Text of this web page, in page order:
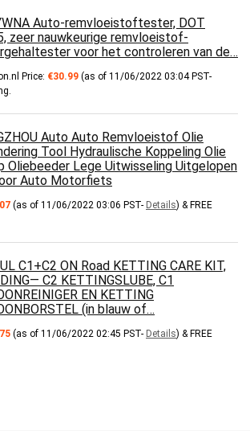
Auto-remvloeistoftester, DOT
zeer nauwkeurige remvloeistof-
voor het controleren van de…
Price: €30.99 (as of 11/06/2022 03:04 PST-
.
Auto Auto Remvloeistof Olie
Tool Hydraulische Koppeling Olie
Oliebeeder Lege Uitwisseling Uitgelopen
Auto Motorfiets
(as of 11/06/2022 03:06 PST- Details) & FREE
C1+C2 ON Road KETTING CARE KIT,
C2 KETTINGSLUBE, C1
EN KETTING
(in blauw of…
(as of 11/06/2022 02:45 PST- Details) & FREE